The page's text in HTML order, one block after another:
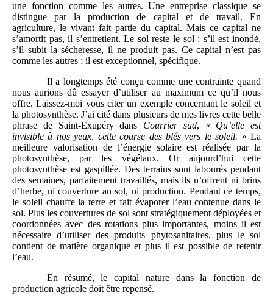
une fonction comme les autres. Une entreprise classique se
distingue par la production de capital et de travail. En
agriculture, le vivant fait partie du capital. Mais ce capital ne
s’amortit pas, il s’entretient. Le sol reste le sol : s’il est inondé,
s’il subit la sécheresse, il ne produit pas. Ce capital n’est pas
comme les autres ; il est exceptionnel, spécifique.
Il a longtemps été conçu comme une contrainte quand
nous aurions dû essayer d’utiliser au maximum ce qu’il nous
offre. Laissez-moi vous citer un exemple concernant le soleil et
la photosynthèse. J’ai cité dans plusieurs de mes livres cette belle
phrase de Saint-Exupéry dans Courrier sud, « Qu’elle est
invisible à nos yeux, cette course des blés vers le soleil. » La
meilleure valorisation de l’énergie solaire est réalisée par la
photosynthèse, par les végétaux. Or aujourd’hui cette
photosynthèse est gaspillée. Des terrains sont labourés pendant
des semaines, parfaitement travaillés, mais ils n’offrent ni brins
d’herbe, ni couverture au sol, ni production. Pendant ce temps,
le soleil chauffe la terre et fait évaporer l’eau contenue dans le
sol. Plus les couvertures de sol sont stratégiquement déployées et
coordonnées avec des rotations plus importantes, moins il est
nécessaire d’utiliser des produits phytosanitaires, plus le sol
contient de matière organique et plus il est possible de retenir
l’eau.
En résumé, le capital nature dans la fonction de
production agricole doit être repensé.